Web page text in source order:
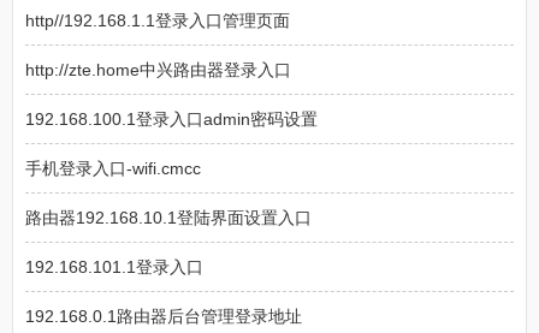
http//192.168.1.1登录入口管理页面
http://zte.home中兴路由器登录入口
192.168.100.1登录入口admin密码设置
手机登录入口-wifi.cmcc
路由器192.168.10.1登陆界面设置入口
192.168.101.1登录入口
192.168.0.1路由器后台管理登录地址